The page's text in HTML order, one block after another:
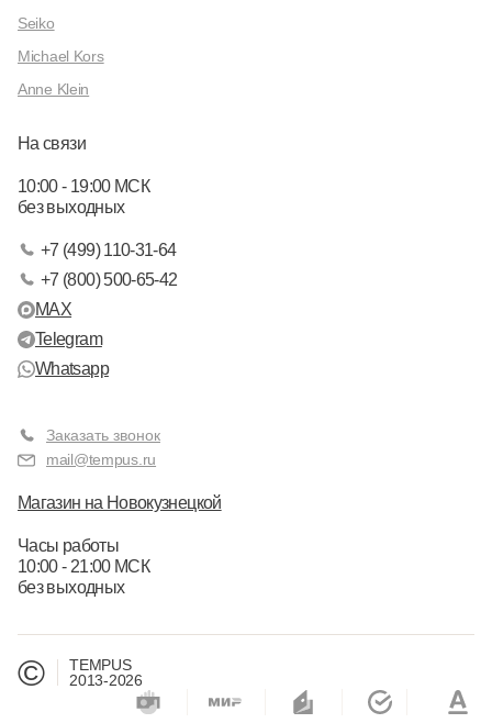
Seiko
Michael Kors
Anne Klein
На связи
10:00 - 19:00 МСК
без выходных
+7 (499) 110-31-64
+7 (800) 500-65-42
MAX
Telegram
Whatsapp
Заказать звонок
mail@tempus.ru
Магазин на Новокузнецкой
Часы работы
10:00 - 21:00 МСК
без выходных
©
TEMPUS
2013-2026